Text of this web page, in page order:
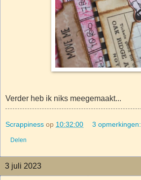
Verder heb ik niks meegemaakt...
Scrappiness op 10:32:00 3 opmerkingen:
Delen
3 juli 2023